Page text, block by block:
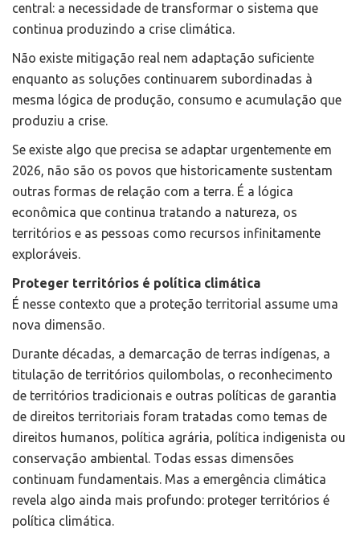
central: a necessidade de transformar o sistema que
continua produzindo a crise climática.
Não existe mitigação real nem adaptação suficiente
enquanto as soluções continuarem subordinadas à
mesma lógica de produção, consumo e acumulação que
produziu a crise.
Se existe algo que precisa se adaptar urgentemente em
2026, não são os povos que historicamente sustentam
outras formas de relação com a terra. É a lógica
econômica que continua tratando a natureza, os
territórios e as pessoas como recursos infinitamente
exploráveis.
Proteger territórios é política climática
É nesse contexto que a proteção territorial assume uma
nova dimensão.
Durante décadas, a demarcação de terras indígenas, a
titulação de territórios quilombolas, o reconhecimento
de territórios tradicionais e outras políticas de garantia
de direitos territoriais foram tratadas como temas de
direitos humanos, política agrária, política indigenista ou
conservação ambiental. Todas essas dimensões
continuam fundamentais. Mas a emergência climática
revela algo ainda mais profundo: proteger territórios é
política climática.